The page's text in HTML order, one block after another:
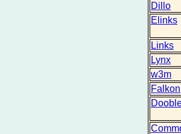
Dillo
Elinks
Links
Lynx
w3m
Falkon